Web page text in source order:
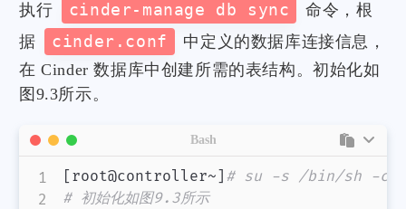
执行 cinder-manage db sync
命令，根
据
cinder.conf
中定义的数据库连接信息，
在 Cinder 数据库中创建所需的表结构。初始化如
图9.3所示。
[ root@controller~ ] # su -s /bin/sh -c
# 初始化如图9.3所示
Bash